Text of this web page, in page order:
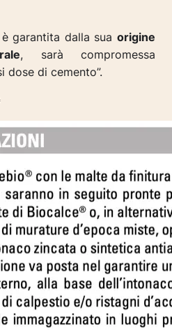
garantita dalla sua origine
, sarà compromessa
dose di cemento”.